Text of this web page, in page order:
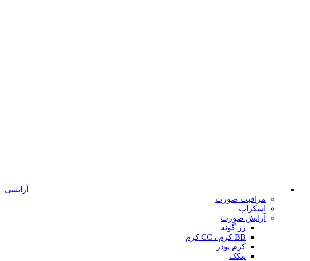
آرایشی
مراقبت صورت
اسکراب
آرایش صورت
رژ گونه
BB کرم ، CC کرم
کرم پودر
پنکک